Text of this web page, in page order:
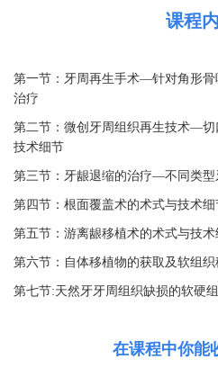
课程
第一节：牙周再生手术—针对角形骨
治疗
第二节：微创牙周组织再生技术—切
技术细节
第三节：牙龈退缩的治疗—不同类型
第四节：根面覆盖术的术式与技术细
第五节：游离龈移植术的术式与技术
第六节：自体移植物的获取及软组
第七节:天然牙牙周组织缺损的软硬
在课程中你能